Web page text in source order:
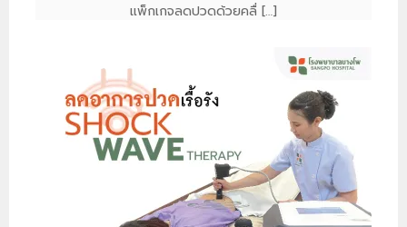
แพ็กเกจลดปวดด้วยคลื่ […]